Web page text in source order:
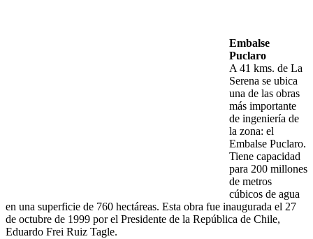
Embalse
Puclaro
A 41 kms. de La
Serena se ubica
una de las obras
más importante
de ingeniería de
la zona: el
Embalse Puclaro.
Tiene capacidad
para 200 millones
de metros
cúbicos de agua
en una superficie de 760 hectáreas. Esta obra fue inaugurada el 27
de octubre de 1999 por el Presidente de la República de Chile,
Eduardo Frei Ruiz Tagle.